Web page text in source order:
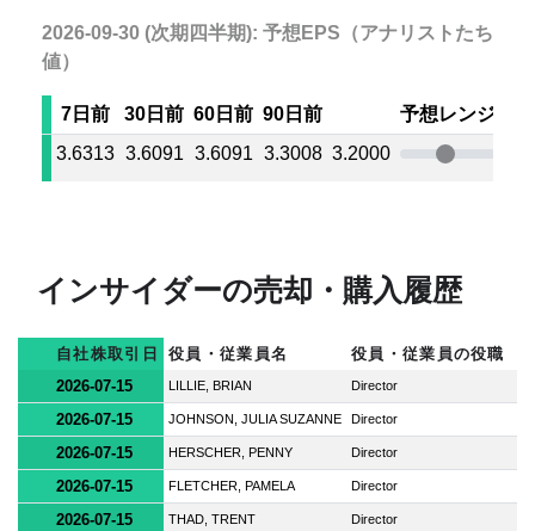
2026-09-30 (次期四半期): 予想EPS（アナリストたちの平
値）
7日前 30日前 60日前 90日前
予想レンジ
3.6313 3.6091 3.6091 3.3008 3.2000
インサイダーの売却・購入履歴
自社株取引日 役員・従業員名
役員・従業員の役職
2026-07-15
LILLIE, BRIAN Director
2026-07-15 JOHNSON, JULIA SUZANNE Director
2026-07-15 HERSCHER, PENNY Director
2026-07-15 FLETCHER, PAMELA Director
2026-07-15 THAD, TRENT Director